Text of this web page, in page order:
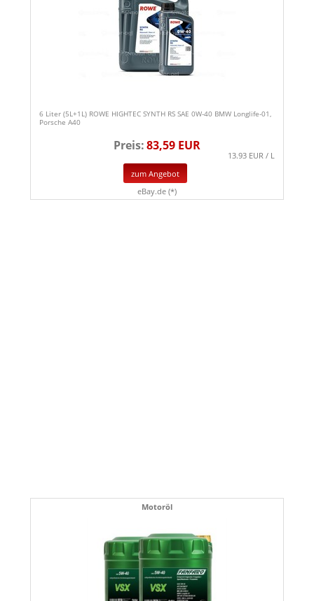
6 Liter (5L+1L) ROWE HIGHTEC SYNTH RS SAE 0W-40 BMW Longlife-01,
Porsche A40
Preis:83,59 EUR
13.93 EUR / L
zum Angebot
eBay.de (*)
Motoröl